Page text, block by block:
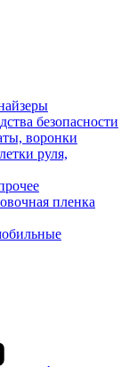
безопасности
воронки
руля,
пленка